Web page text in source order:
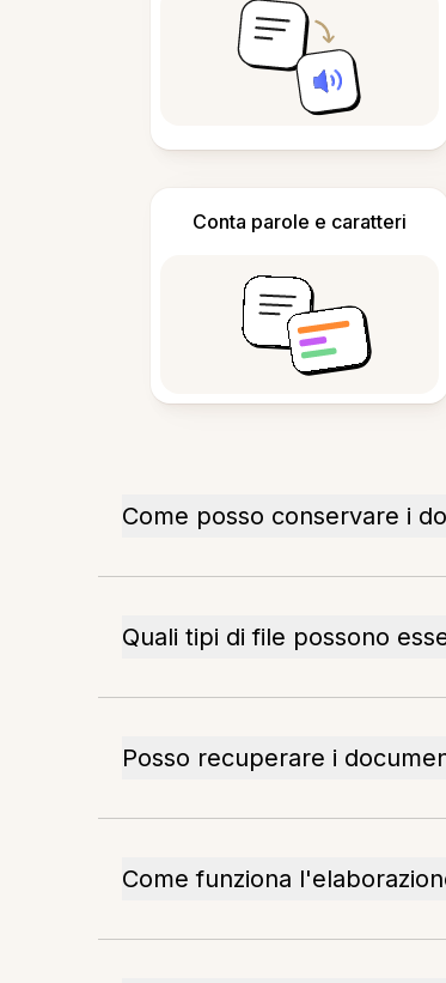
Conta parole e caratteri
Come posso conservare i
Quali tipi di file possono
Posso recuperare i
Come funziona